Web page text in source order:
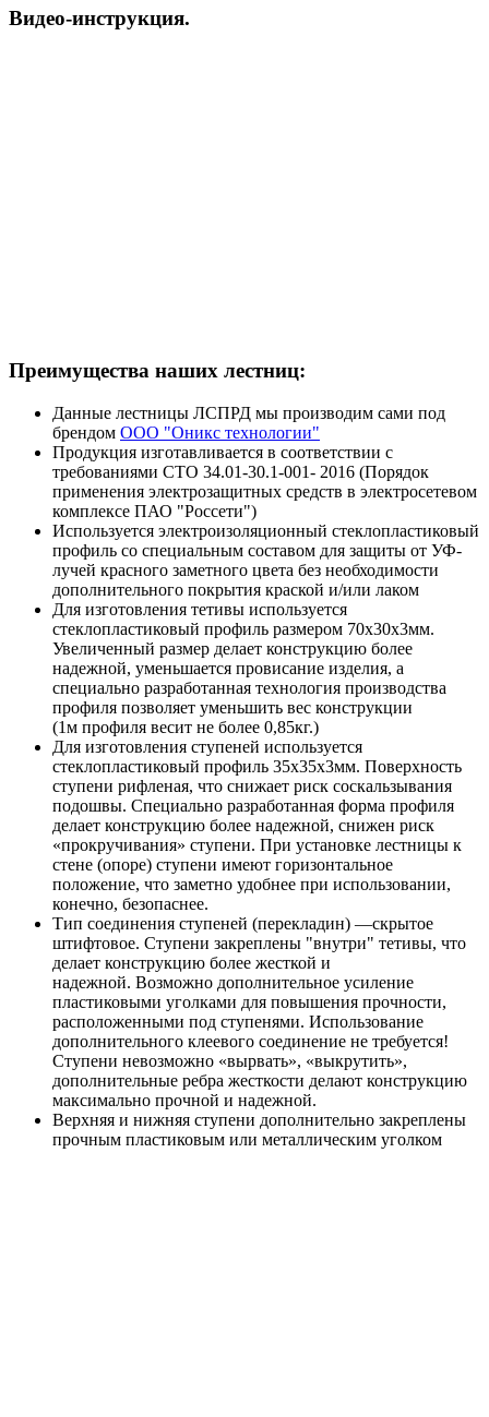
Видео-инструкция.
Преимущества наших лестниц:
Данные лестницы ЛСПРД мы производим сами под
брендом ООО "Оникс технологии"
Продукция изготавливается в соответствии с
требованиями СТО 34.01-30.1-001- 2016 (Порядок
применения электрозащитных средств в электросетевом
комплексе ПАО "Россети")
Используется электроизоляционный стеклопластиковый
профиль со специальным составом для защиты от УФ-
лучей красного заметного цвета без необходимости
дополнительного покрытия краской и/или лаком
Для изготовления тетивы используется
стеклопластиковый профиль размером 70х30х3мм.
Увеличенный размер делает конструкцию более
надежной, уменьшается провисание изделия, а
специально разработанная технология производства
профиля позволяет уменьшить вес конструкции
(1м профиля весит не более 0,85кг.)
Для изготовления ступеней используется
стеклопластиковый профиль 35х35х3мм. Поверхность
ступени рифленая, что снижает риск соскальзывания
подошвы. Специально разработанная форма профиля
делает конструкцию более надежной, снижен риск
«прокручивания» ступени. При установке лестницы к
стене (опоре) ступени имеют горизонтальное
положение, что заметно удобнее при использовании,
конечно, безопаснее.
Тип соединения ступеней (перекладин) —скрытое
штифтовое. Ступени закреплены "внутри" тетивы, что
делает конструкцию более жесткой и
надежной. Возможно дополнительное усиление
пластиковыми уголками для повышения прочности,
расположенными под ступенями. Использование
дополнительного клеевого соединение не требуется!
Ступени невозможно «вырвать», «выкрутить»,
дополнительные ребра жесткости делают конструкцию
максимально прочной и надежной.
Верхняя и нижняя ступени дополнительно закреплены
прочным пластиковым или металлическим уголком